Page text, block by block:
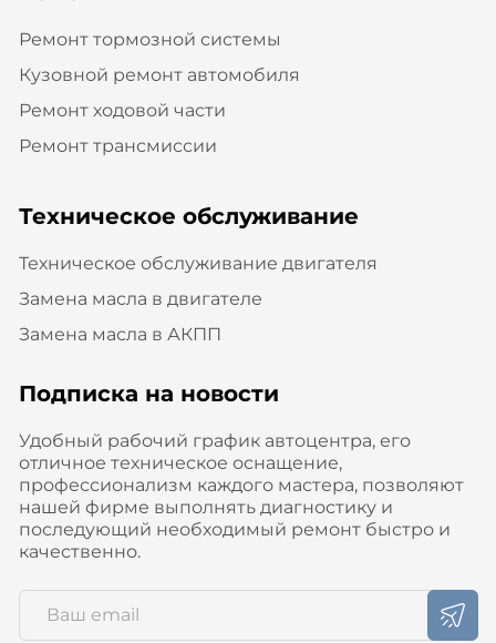
Ремонт тормозной системы
Кузовной ремонт автомобиля
Ремонт ходовой части
Ремонт трансмиссии
Техническое обслуживание
Техническое обслуживание двигателя
Замена масла в двигателе
Замена масла в АКПП
Подписка на новости
Удобный рабочий график автоцентра, его
отличное техническое оснащение,
профессионализм каждого мастера, позволяют
нашей фирме выполнять диагностику и
последующий необходимый ремонт быстро и
качественно.